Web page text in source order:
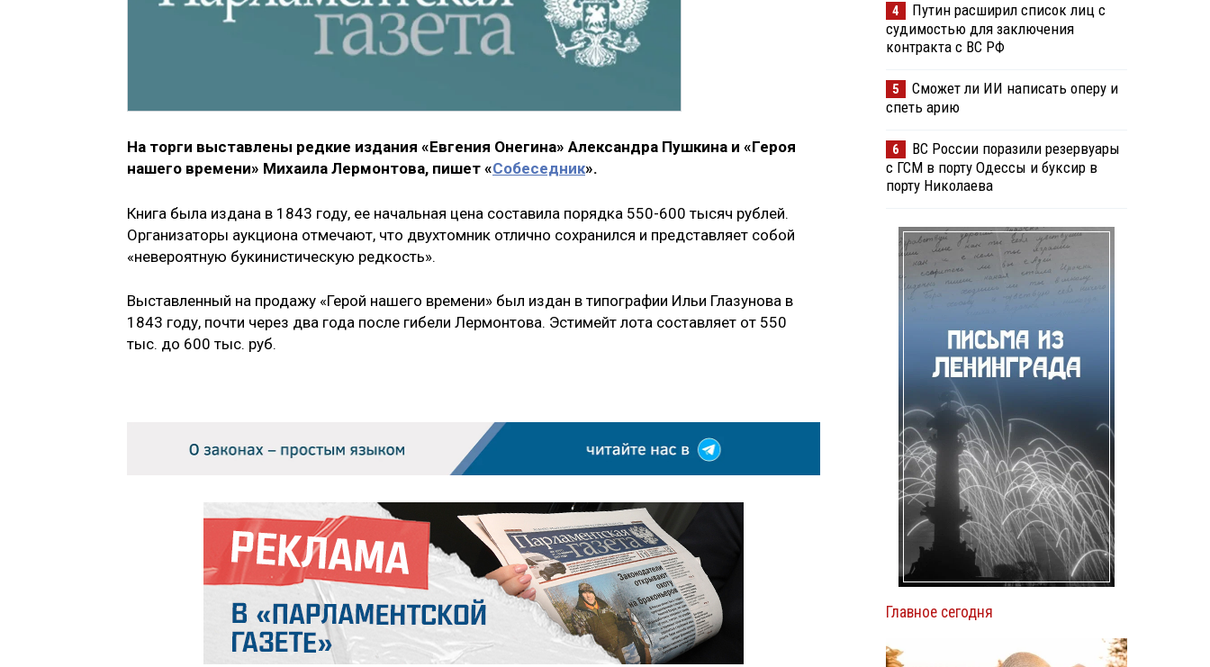
На торги выставлены редкие издания «Евгения Онегина» Александра Пушкина и «Героя
нашего времени» Михаила Лермонтова, пишет «Собеседник».
Книга была издана в 1843 году, ее начальная цена составила порядка 550-600 тысяч рублей.
Организаторы аукциона отмечают, что двухтомник отлично сохранился и представляет собой
«невероятную букинистическую редкость».
Выставленный на продажу «Герой нашего времени» был издан в типографии Ильи Глазунова в
1843 году, почти через два года после гибели Лермонтова. Эстимейт лота составляет от 550
тыс. до 600 тыс. руб.
4
Путин расширил список лиц с
судимостью для заключения
контракта с ВС РФ
5
Сможет ли ИИ написать оперу и
спеть арию
6
ВС России поразили резервуары
с ГСМ в порту Одессы и буксир в
порту Николаева
Главное сегодня